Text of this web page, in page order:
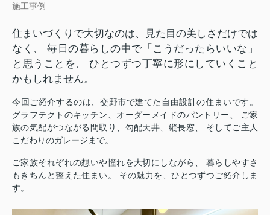
施工事例
住まいづくりで大切なのは、見た目の美しさだけでは
なく、 毎日の暮らしの中で「こうだったらいいな」
と思うことを、 ひとつずつ丁寧に形にしていくこと
かもしれません。
今回ご紹介するのは、交野市で建てた自由設計の住まいです。
グラフテクトのキッチン、オーダーメイドのパントリー、 ご家
族の気配がつながる間取り、勾配天井、縦長窓、 そしてご主人
こだわりのガレージまで。
ご家族それぞれの想いや憧れを大切にしながら、 暮らしやすさ
もきちんと整えた住まい。 その魅力を、ひとつずつご紹介しま
す。